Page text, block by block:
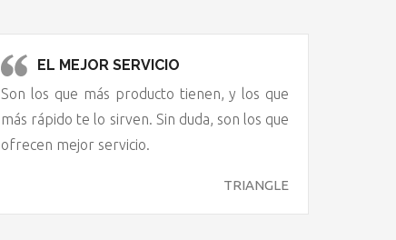
EL MEJOR SERVICIO
Son los que más producto tienen, y los que
más rápido te lo sirven. Sin duda, son los que
ofrecen mejor servicio.
TRIANGLE